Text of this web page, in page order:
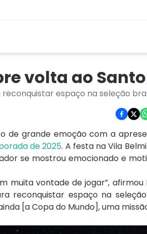
volta ao
espaço na seleção
de grande emoção com a
de 2025. A festa na Vila
se mostrou emocionado e
muita vontade de jogar”, afirmou
reconquistar espaço na seleção
[a Copa do Mundo], uma